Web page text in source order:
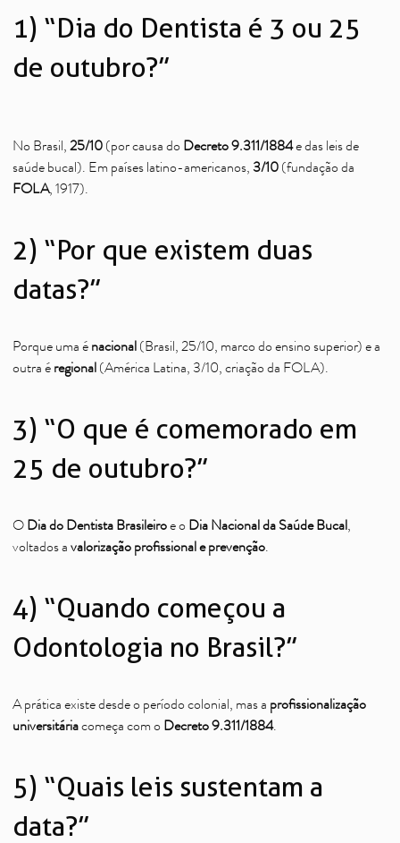
1) “Dia do Dentista é 3 ou 25
de outubro?”
No Brasil, 25/10 (por causa do Decreto 9.311/1884e das leis de
saúde bucal). Em países latino-americanos, 3/10 (fundação da
FOLA, 1917).
2) “Por que existem duas
datas?”
Porque uma é nacional (Brasil, 25/10, marco do ensino superior) e a
outra é regional (América Latina, 3/10, criação da FOLA).
3) “O que é comemorado em
25 de outubro?”
O Dia do Dentista Brasileiroe o Dia Nacional da Saúde Bucal,
voltados a valorização profissional e prevenção.
4) “Quando começou a
Odontologia no Brasil?”
A prática existe desde o período colonial, mas a profissionalização
universitáriacomeça com o Decreto 9.311/1884.
5) “Quais leis sustentam a
data?”